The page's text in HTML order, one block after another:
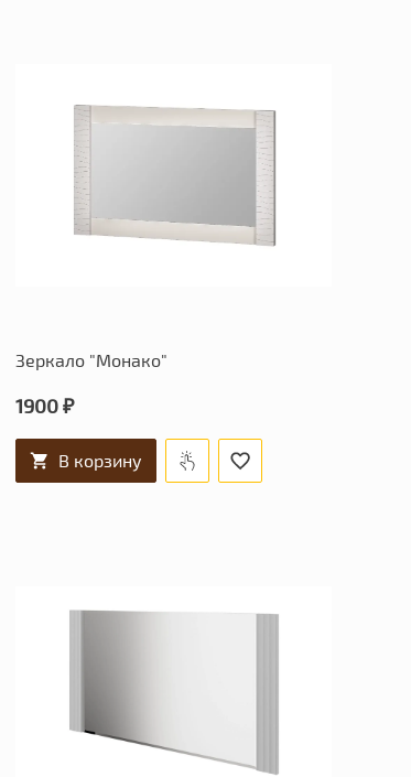
Зеркало "Монако"
1900 ₽
В корзину